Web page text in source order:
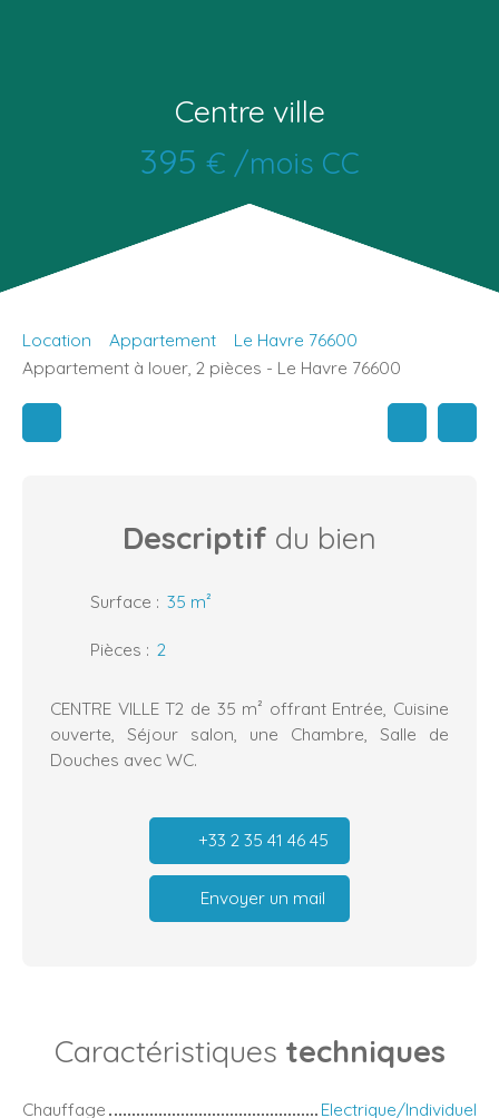
Centre ville
395 € /mois CC
Location Appartement
Le Havre 76600
Appartement à louer, 2 pièces - Le Havre 76600
Descriptif du bien
Surface : 35 m²
Pièces : 2
CENTRE VILLE T2 de 35 m² offrant Entrée, Cuisine
ouverte, Séjour salon, une Chambre, Salle de
Douches avec WC.
+33 2 35 41 46 45
Envoyer un mail
Caractéristiques techniques
Chauffage
Electrique/Individuel